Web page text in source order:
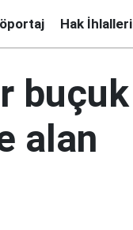
Hak İhlalleri
buçuk
alan